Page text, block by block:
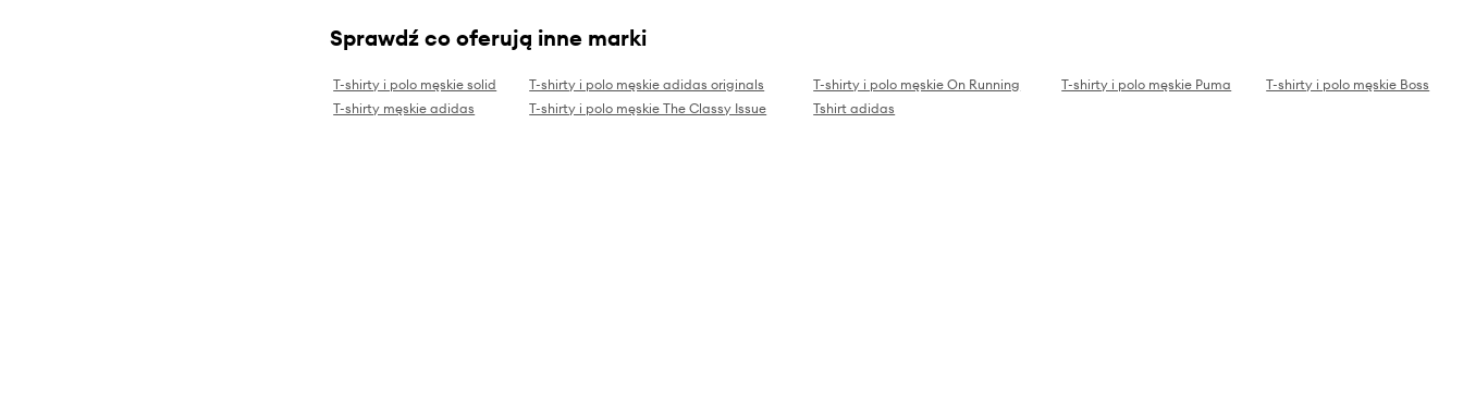
Sprawdź co oferują inne marki
T-shirty i polo męskie solid T-shirty i polo męskie adidas originals T-shirty i polo męskie On Running T-shirty i polo męskie Puma
T-shirty i polo męskie Boss
T-shirty męskie adidas
T-shirty i polo męskie The Classy Issue Tshirt adidas